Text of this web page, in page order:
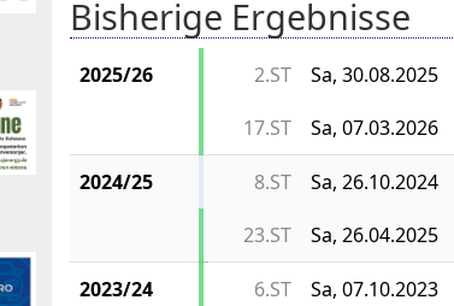
Bisherige Ergebnisse
2025/26 2.ST Sa, 30.08.2025
17.ST
Sa, 07.03.2026
2024/25 8.ST Sa, 26.10.2024
23.ST
Sa, 26.04.2025
2023/24 6.ST Sa, 07.10.2023